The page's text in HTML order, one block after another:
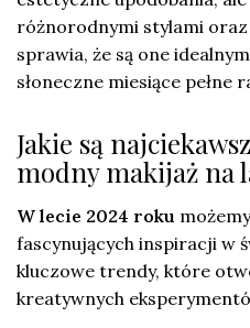
różnorodnymi stylami oraz
sprawia, że są one
słoneczne miesiące pełne
Jakie są
modny makijaż na
W lecie 2024 roku
fascynujących inspiracji w
kluczowe trendy, które
kreatywnych